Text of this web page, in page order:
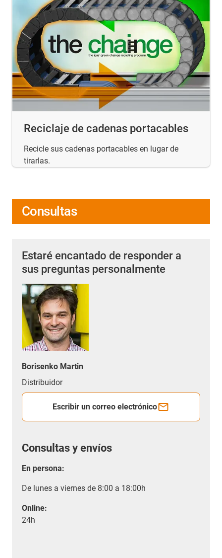
Reciclaje de cadenas portacables
Recicle sus cadenas portacables en lugar de
tirarlas.
Consultas
Estaré encantado de responder a
sus preguntas personalmente
Borisenko Martin
Distribuidor
Escribir un correo electrónico
Consultas y envíos
En persona:
De lunes a viernes de 8:00 a 18:00h
Online:
24h